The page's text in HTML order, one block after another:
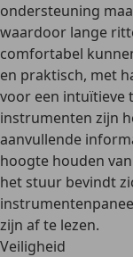
ondersteuning
waardoor lange
comfortabel
en praktisch, met
voor een intuïtieve
instrumenten zijn
aanvullende
hoogte houden
het stuur bevindt
zijn af te lezen.
Veiligheid